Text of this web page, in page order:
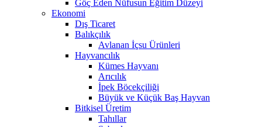
Göç Eden Nüfusun Eğitim Düzeyi
Ekonomi
Dış Ticaret
Balıkçılık
Avlanan İçsu Ürünleri
Hayvancılık
Kümes Hayvanı
Arıcılık
İpek Böcekçiliği
Büyük ve Küçük Baş Hayvan
Bitkisel Üretim
Tahıllar